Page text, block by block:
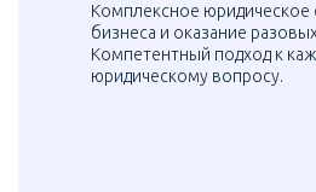
Комплексное
бизнеса и оказание
Компетентный подход к
юридическому вопросу.